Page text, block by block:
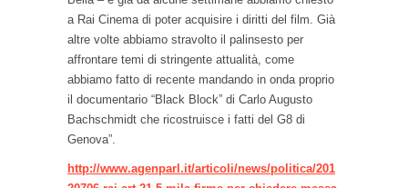
a Rai Cinema di poter acquisire i diritti del film. Già
altre volte abbiamo stravolto il palinsesto per
affrontare temi di stringente attualità, come
abbiamo fatto di recente mandando in onda proprio
il documentario “Black Block” di Carlo Augusto
Bachschmidt che ricostruisce i fatti del G8 di
Genova”.
http://www.agenparl.it/articoli/news/politica/201